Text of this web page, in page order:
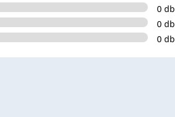
0 db
0 db
0 db